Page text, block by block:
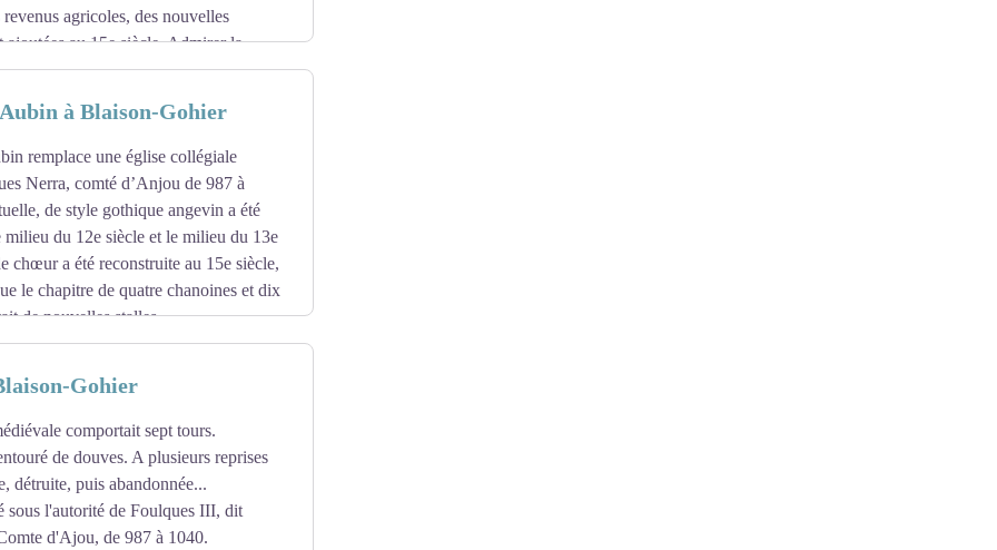
revenus agricoles, des nouvelles
ajoutées au 15e siècle. Admirer la
prieuré devient un domaine privé et
à Blaison-Gohier
remplace une église collégiale
Nerra, comté d’Anjou de 987 à
de style gothique angevin a été
milieu du 12e siècle et le milieu du 13e
chœur a été reconstruite au 15e siècle,
le chapitre de quatre chanoines et dix
de nouvelles stalles.
de meurtrières. Elle fut construite
se travaillait facilement, a été
situé au sud de la commune sur le
de fer.
l’église Saint-Aubin
Gohier
comportait sept tours.
de douves. A plusieurs reprises
détruite, puis abandonnée...
sous l'autorité de Foulques III, dit
d'Ajou, de 987 à 1040.